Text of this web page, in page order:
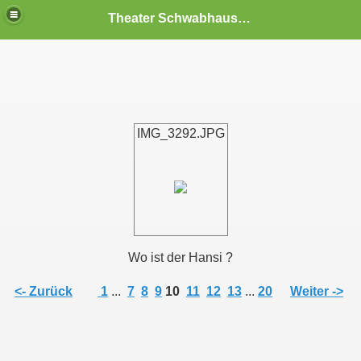
Theater Schwabhausen
IMG_3292.JPG
Wo ist der Hansi ?
<- Zurück 1 ... 7 8 9 10 11 12 13 ... 20 Weiter ->